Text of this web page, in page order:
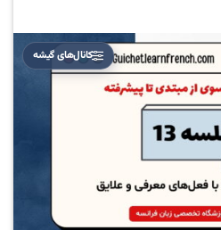
کانال‌های گیشه